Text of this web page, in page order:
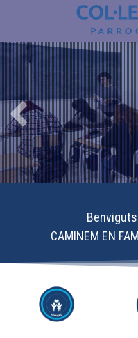
Benviguts
CAMINEM EN